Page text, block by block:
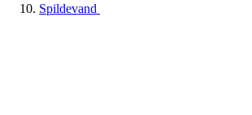
Spildevand